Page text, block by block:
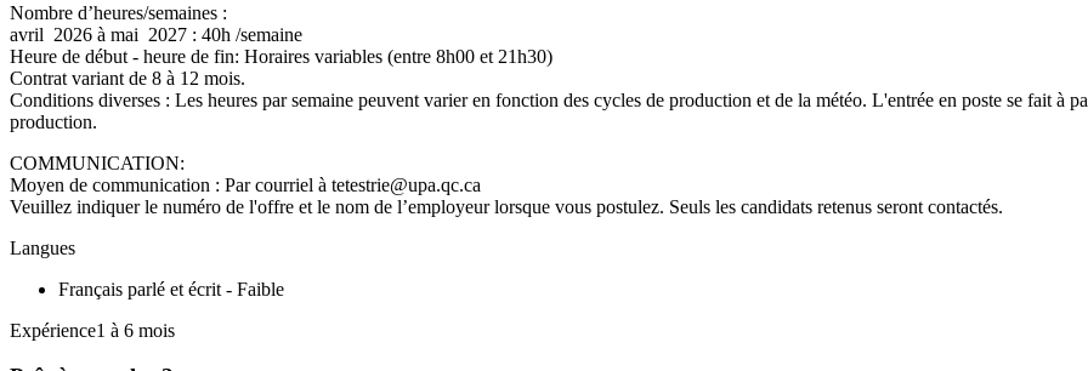
Nombre d’heures/semaines :
avril 2026 à mai 2027 : 40h /semaine
Heure de début - heure de fin: Horaires variables (entre 8h00 et 21h30)
Contrat variant de 8 à 12 mois.
Conditions diverses : Les heures par semaine peuvent varier en fonction des cycles de production et de la météo. L'entrée en poste se fait à
COMMUNICATION:
Moyen de communication : Par courriel à tetestrie@upa.qc.ca
Veuillez indiquer le numéro de l'offre et le nom de l’employeur lorsque vous postulez. Seuls les candidats retenus seront contactés.
Langues
Français parlé et écrit - Faible
Expérience1 à 6 mois